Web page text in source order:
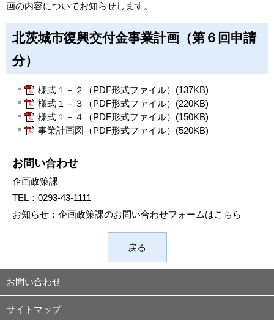
画の内容についてお知らせします。
北茨城市復興交付金事業計画（第６回申請
分）
様式１－２（PDF形式ファイル）(137KB)
様式１－３（PDF形式ファイル）(220KB)
様式１－４（PDF形式ファイル）(150KB)
事業計画図（PDF形式ファイル）(520KB)
お問い合わせ
企画政策課
TEL： 0293-43-1111
お知らせ： 企画政策課のお問い合わせフォームはこちら
戻る
お問い合わせ
サイトマップ